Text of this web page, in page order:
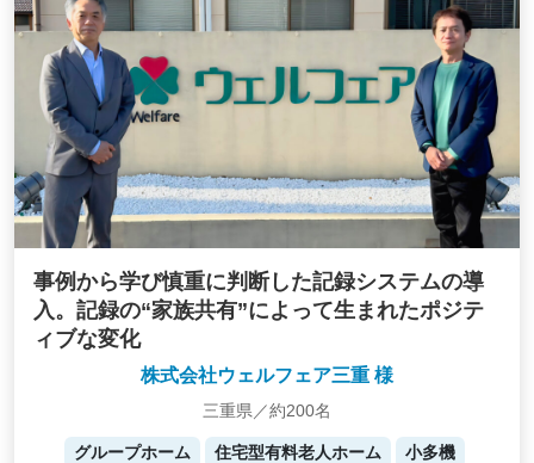
事例から学び慎重に判断した記録システムの導
入。記録の“家族共有”によって生まれたポジテ
ィブな変化
株式会社ウェルフェア三重 様
三重県／約200名
グループホーム 住宅型有料老人ホーム 小多機